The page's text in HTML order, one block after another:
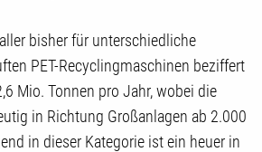
bisher für unterschiedliche
PET-Recyclingmaschinen beziffert
Mio. Tonnen pro Jahr, wobei die
in Richtung Großanlagen ab 2.000
in dieser Kategorie ist ein heuer in